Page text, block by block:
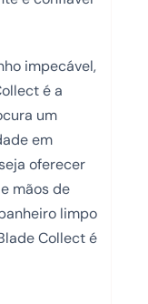
impecável,
é a
um
em
oferecer
mãos de
limpo
Collect é